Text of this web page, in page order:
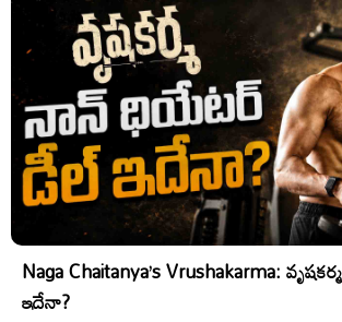
Naga Chaitanya’s Vrushakarma:
ఇదేనా?